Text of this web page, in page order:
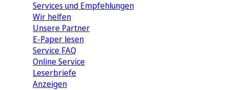
Services und Empfehlungen
Wir helfen
Unsere Partner
E-Paper lesen
Service FAQ
Online Service
Leserbriefe
Anzeigen